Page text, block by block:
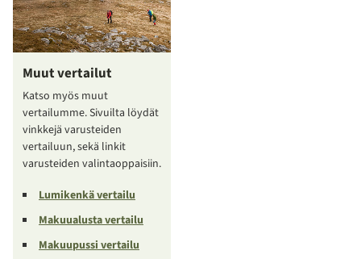
Muut vertailut
Katso myös muut
vertailumme. Sivuilta löydät
vinkkejä varusteiden
vertailuun, sekä linkit
varusteiden valintaoppaisiin.
Lumikenkä vertailu
Makuualusta vertailu
Makuupussi vertailu